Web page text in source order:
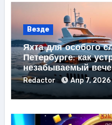
Везде
Яхта для особого
Петербурге: как
незабываемый
Redactor Апр 7, 2026